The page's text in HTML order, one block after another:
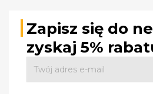
Zapisz się do
zyskaj 5%